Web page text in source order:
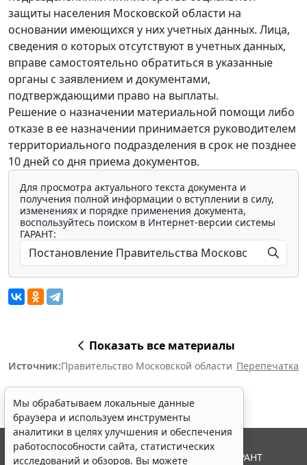
защиты населения Московской области на
основании имеющихся у них учетных данных. Лица,
сведения о которых отсутствуют в учетных данных,
вправе самостоятельно обратиться в указанные
органы с заявлением и документами,
подтверждающими право на выплаты.
Решение о назначении материальной помощи либо
отказе в ее назначении принимается руководителем
территориального подразделения в срок не позднее
10 дней со дня приема документов.
Для просмотра актуального текста документа и
получения полной информации о вступлении в силу,
изменениях и порядке применения документа,
воспользуйтесь поиском в Интернет-версии системы
ГАРАНТ:
Показать все материалы
Источник:Правительство Московской области Перепечатка
Мы обрабатываем локальные данные
браузера и используем инструменты
аналитики в целях улучшения и обеспечения
работоспособности сайта, статистических
исследований и обзоров. Вы можете
© ООО "НПП "ГАРАНТ-СЕРВИС", 2026. Система ГАРАНТ